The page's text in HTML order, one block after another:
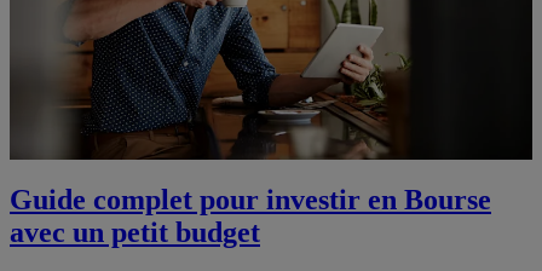
Guide complet pour investir en Bourse
avec un petit budget